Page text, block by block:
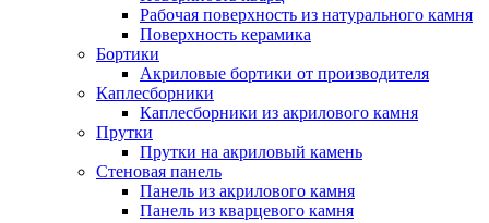
Рабочая поверхность из натурального камня
Поверхность керамика
Бортики
Акриловые бортики от производителя
Каплесборники
Каплесборники из акрилового камня
Прутки
Прутки на акриловый камень
Стеновая панель
Панель из акрилового камня
Панель из кварцевого камня